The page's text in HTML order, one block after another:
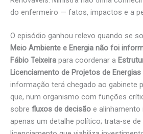
do enfermeiro — fatos, impactos e a
O episódio ganhou relevo quando se
Meio Ambiente e Energia não foi
Fábio Teixeira para coordenar a
Licenciamento de Projetos de Energias
informação terá chegado ao gabinete
que, num organismo com funções
sobre fluxos de decisão e alinhamento
apenas um detalhe político; trata-se de